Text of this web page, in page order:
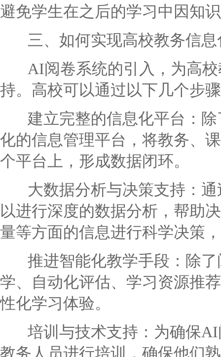
避免学生在之后的学习中因知
三、如何实现高校教务信息
AI阅卷系统的引入，为高校
持。高校可以通过以下几个步
建立完整的信息化平台：除
化的信息管理平台，将教务、
个平台上，形成数据闭环。
大数据分析与决策支持：通
以进行深度的数据分析，帮助
量等方面的信息进行科学决策
推进智能化教学手段：除了
学、自动化评估、学习资源推
性化学习体验。
培训与技术支持：为确保AI
教务人员进行培训，确保他们